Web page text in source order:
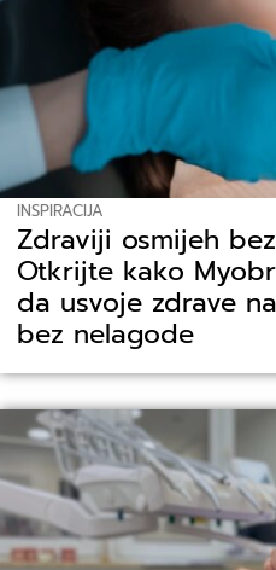
INSPIRACIJA
Zdraviji osmijeh
Otkrijte kako
da usvoje zdrave
bez nelagode